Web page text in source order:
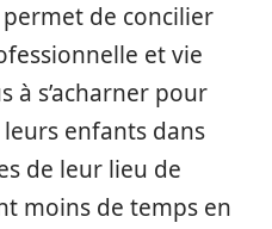
de concilier
et vie
à s’acharner pour
enfants dans
de leur lieu de
moins de temps en